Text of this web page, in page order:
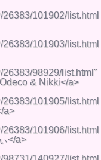
101902/list.html
101903/list.html
26383/98929/list.html"
& Nikki</a>
101905/list.html
a>
101906/list.html
</a>